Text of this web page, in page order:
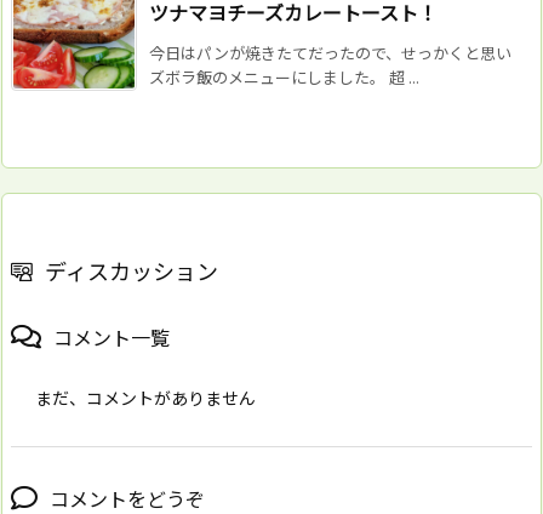
ツナマヨチーズカレートースト！
今日はパンが焼きたてだったので、せっかくと思い
ズボラ飯のメニューにしました。 超 ...
ディスカッション
コメント一覧
まだ、コメントがありません
コメントをどうぞ